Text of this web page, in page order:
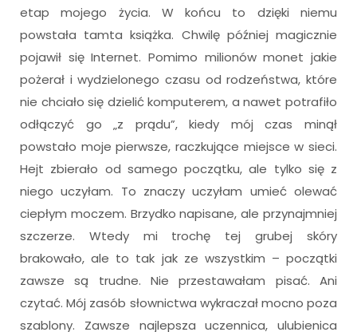
etap mojego życia. W końcu to dzięki niemu
powstała tamta książka. Chwilę później magicznie
pojawił się Internet. Pomimo milionów monet jakie
pożerał i wydzielonego czasu od rodzeństwa, które
nie chciało się dzielić komputerem, a nawet potrafiło
odłączyć go „z prądu”, kiedy mój czas minął
powstało moje pierwsze, raczkujące miejsce w sieci.
Hejt zbierało od samego początku, ale tylko się z
niego uczyłam. To znaczy uczyłam umieć olewać
ciepłym moczem. Brzydko napisane, ale przynajmniej
szczerze. Wtedy mi trochę tej grubej skóry
brakowało, ale to tak jak ze wszystkim – początki
zawsze są trudne. Nie przestawałam pisać. Ani
czytać. Mój zasób słownictwa wykraczał mocno poza
szablony. Zawsze najlepsza uczennica, ulubienica